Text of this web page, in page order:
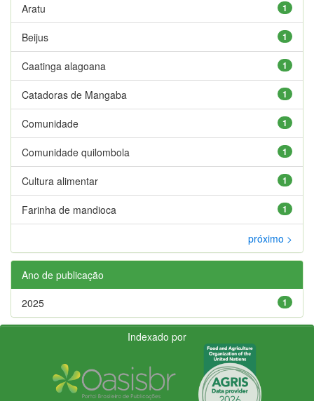
1
Aratu
1
Beijus
1
Caatinga alagoana
1
Catadoras de Mangaba
1
Comunidade
1
Comunidade quilombola
1
Cultura alimentar
1
Farinha de mandioca
próximo >
Ano de publicação
1
2025
Indexado por